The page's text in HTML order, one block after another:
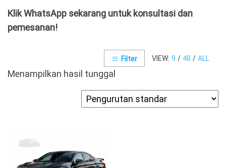
Klik WhatsApp sekarang untuk konsultasi dan
pemesanan!
VIEW: 9 / 48 / ALL
Filter
Menampilkan hasil tunggal